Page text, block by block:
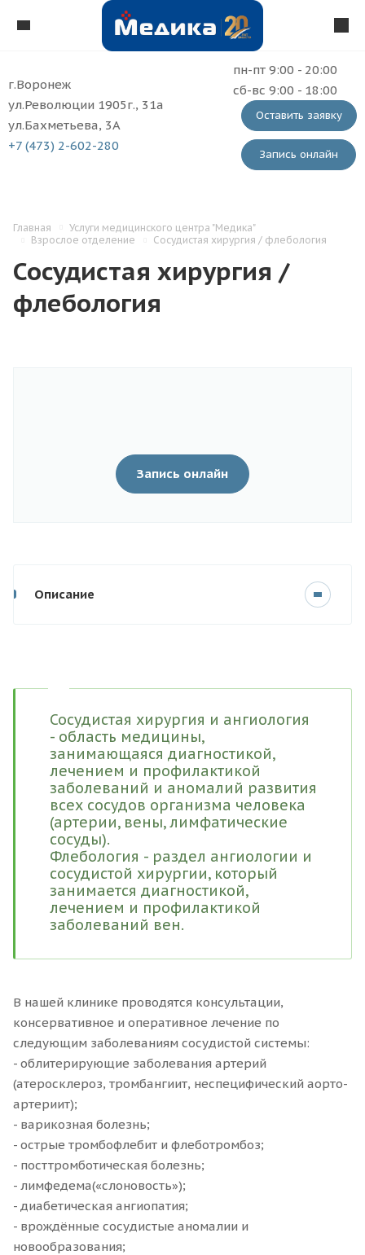
г.Воронеж
ул.Революции 1905г., 31а
ул.Бахметьева, 3А
+7 (473) 2-602-280
пн-пт 9:00 - 20:00
сб-вс 9:00 - 18:00
Оставить заявку
Запись онлайн
Главная
Услуги медицинского центра "Медика"
Взрослое отделение
Сосудистая хирургия / флебология
Сосудистая хирургия /
флебология
Запись онлайн
Описание
Сосудистая хирургия и ангиология
- область медицины,
занимающаяся диагностикой,
лечением и профилактикой
заболеваний и аномалий развития
всех сосудов организма человека
(артерии, вены, лимфатические
сосуды).
Флебология - раздел ангиологии и
сосудистой хирургии, который
занимается диагностикой,
лечением и профилактикой
заболеваний вен.
В нашей клинике проводятся консультации,
консервативное и оперативное лечение по
следующим заболеваниям сосудистой системы:
- облитерирующие заболевания артерий
(атеросклероз, тромбангиит, неспецифический аорто-
артериит);
- варикозная болезнь;
- острые тромбофлебит и флеботромбоз;
- посттромботическая болезнь;
- лимфедема(«слоновость»);
- диабетическая ангиопатия;
- врождённые сосудистые аномалии и
новообразования;